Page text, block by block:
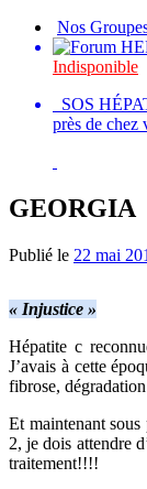
Nos
Indisponible
SOS
près de chez
GEORGIA
Publié le 22 mai
« Injustice »
Hépatite c
J’avais à cette
fibrose,
Et maintenant
2, je dois attendre
traitement!!!!